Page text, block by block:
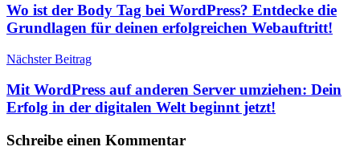
Wo ist der Body Tag bei WordPress? Entdecke die
Grundlagen für deinen erfolgreichen Webauftritt!
Nächster Beitrag
Mit WordPress auf anderen Server umziehen: Dein
Erfolg in der digitalen Welt beginnt jetzt!
Schreibe einen Kommentar